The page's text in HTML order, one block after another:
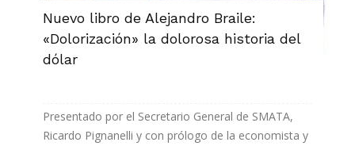
Nuevo libro de Alejandro Braile:
«Dolorización» la dolorosa historia del
dólar
Presentado por el Secretario General de SMATA,
Ricardo Pignanelli y con prólogo de la economista y